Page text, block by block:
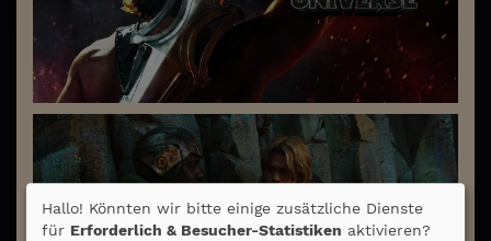
Hallo! Könnten wir bitte einige zusätzliche Dienste
für Erforderlich & Besucher-Statistiken aktivieren?